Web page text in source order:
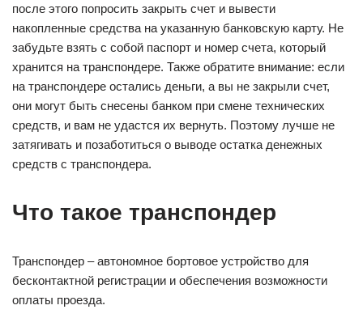
после этого попросить закрыть счет и вывести
накопленные средства на указанную банковскую карту. Не
забудьте взять с собой паспорт и номер счета, который
хранится на транспондере. Также обратите внимание: если
на транспондере остались деньги, а вы не закрыли счет,
они могут быть снесены банком при смене технических
средств, и вам не удастся их вернуть. Поэтому лучше не
затягивать и позаботиться о выводе остатка денежных
средств с транспондера.
Что такое транспондер
Транспондер – автономное бортовое устройство для
бесконтактной регистрации и обеспечения возможности
оплаты проезда.